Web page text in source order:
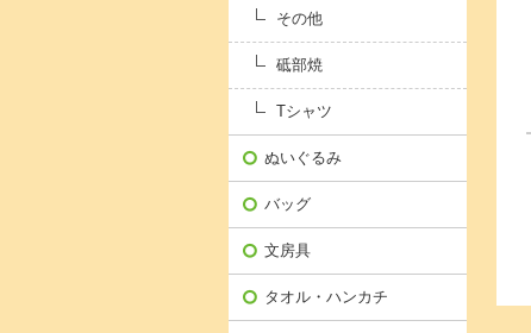
その他
砥部焼
Tシャツ
ぬいぐるみ
バッグ
文房具
タオル・ハンカチ